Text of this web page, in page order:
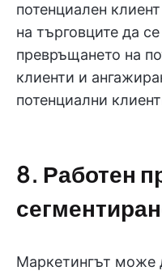
потенциален
на търговците да
превръщането на
клиенти и
потенциални
8. Работен
Маркетингът може